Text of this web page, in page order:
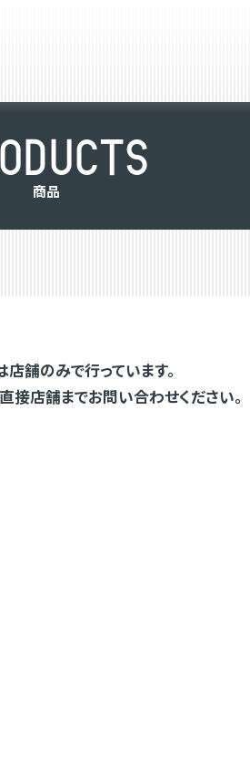
ODUCTS
商品
舗のみで行っています。
接店舗までお問い合わせください。